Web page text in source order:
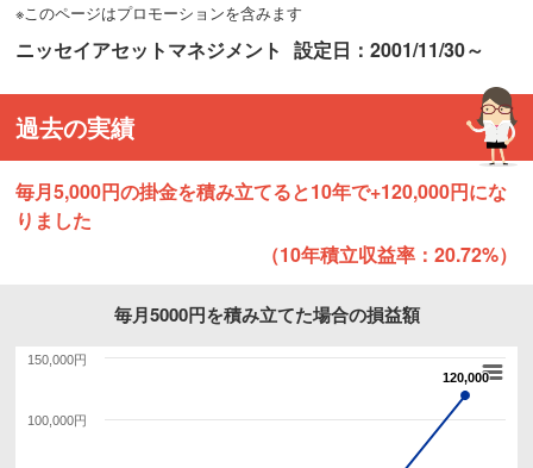
※このページはプロモーションを含みます
ニッセイアセットマネジメント 設定日：2001/11/30～
過去の実績
毎月5,000円の掛金を積み立てると10年で+120,000円にな
りました
（10年積立収益率：20.72%）
毎月5000円を積み立てた場合の損益額
120,000
120,000
100,000円
150,000円